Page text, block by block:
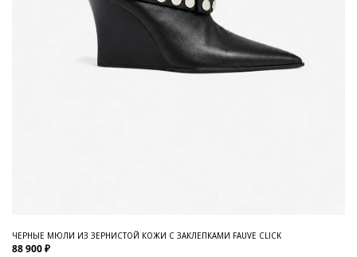
ЧЕРНЫЕ МЮЛИ ИЗ ЗЕРНИСТОЙ КОЖИ С ЗАКЛЕПКАМИ FAUVE CLICK
88 900 ₽